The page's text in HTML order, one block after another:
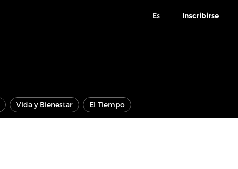
Es Inscribirse
Vida y Bienestar El Tiempo